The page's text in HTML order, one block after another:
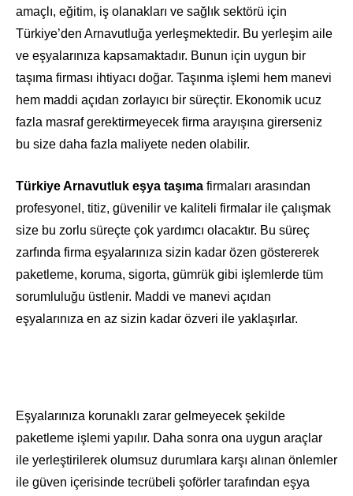
amaçlı, eğitim, iş olanakları ve sağlık sektörü için
Türkiye’den Arnavutluğa yerleşmektedir. Bu yerleşim aile
ve eşyalarınıza kapsamaktadır. Bunun için uygun bir
taşıma firması ihtiyacı doğar. Taşınma işlemi hem manevi
hem maddi açıdan zorlayıcı bir süreçtir. Ekonomik ucuz
fazla masraf gerektirmeyecek firma arayışına girerseniz
bu size daha fazla maliyete neden olabilir.
Türkiye Arnavutluk eşya taşıma firmaları arasından
profesyonel, titiz, güvenilir ve kaliteli firmalar ile çalışmak
size bu zorlu süreçte çok yardımcı olacaktır. Bu süreç
zarfında firma eşyalarınıza sizin kadar özen göstererek
paketleme, koruma, sigorta, gümrük gibi işlemlerde tüm
sorumluluğu üstlenir. Maddi ve manevi açıdan
eşyalarınıza en az sizin kadar özveri ile yaklaşırlar.
Eşyalarınıza korunaklı zarar gelmeyecek şekilde
paketleme işlemi yapılır. Daha sonra ona uygun araçlar
ile yerleştirilerek olumsuz durumlara karşı alınan önlemler
ile güven içerisinde tecrübeli şoförler tarafından eşya